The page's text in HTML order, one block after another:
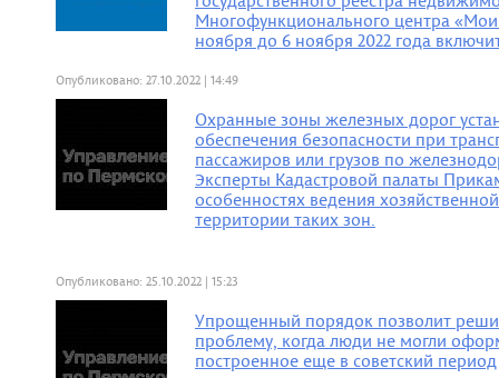
Многофункционального центра
ноября до 6 ноября 2022 года
Опубликовано: 27.10.2022 | 14:49
Охранные зоны железных дорог
обеспечения безопасности при
пассажиров или грузов по
Эксперты Кадастровой палаты
особенностях ведения
территории таких зон.
Опубликовано: 25.10.2022 | 15:23
Упрощенный порядок позволит
проблему, когда люди не могли
построенное еще в советский период